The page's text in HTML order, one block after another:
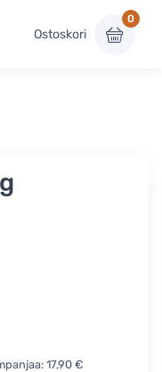
Ostoskori
0
17,90 €